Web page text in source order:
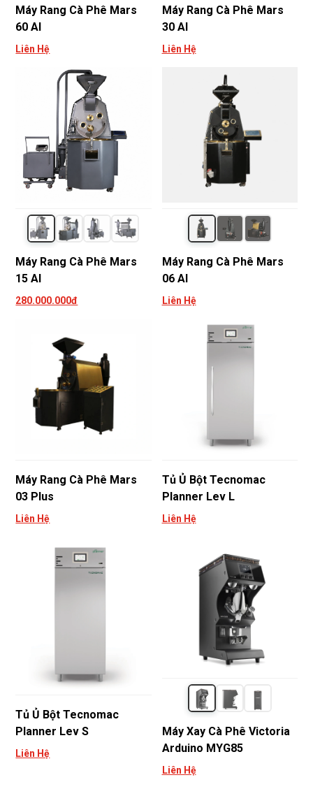
Máy Rang Cà Phê Mars
60 AI
Liên Hệ
Máy Rang Cà Phê Mars
30 AI
Liên Hệ
Máy Rang Cà Phê Mars
15 AI
280.000.000đ
Máy Rang Cà Phê Mars
06 AI
Liên Hệ
Máy Rang Cà Phê Mars
03 Plus
Liên Hệ
Tủ Ủ Bột Tecnomac
Planner Lev L
Liên Hệ
Tủ Ủ Bột Tecnomac
Planner Lev S
Liên Hệ
Máy Xay Cà Phê Victoria
Arduino MYG85
Liên Hệ